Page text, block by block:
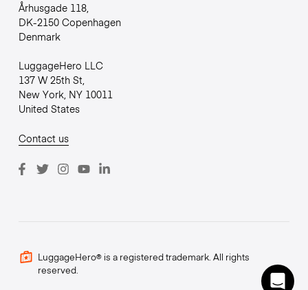
Århusgade 118,
DK-2150 Copenhagen
Denmark
LuggageHero LLC
137 W 25th St,
New York, NY 10011
United States
Contact us
LuggageHero® is a registered trademark. All rights
reserved.